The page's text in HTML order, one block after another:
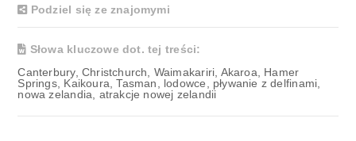
Podziel się ze znajomymi
Słowa kluczowe dot. tej treści:
Canterbury, Christchurch, Waimakariri, Akaroa, Hamer
Springs, Kaikoura, Tasman, lodowce, pływanie z delfinami,
nowa zelandia, atrakcje nowej zelandii